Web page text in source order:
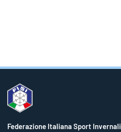
Federazione Italiana Sport Invernali